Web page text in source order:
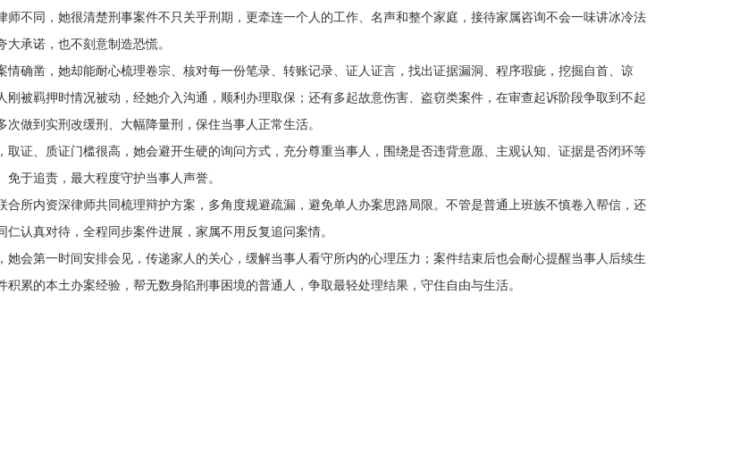
不同，她很清楚刑事案件不只关乎刑期，更牵连一个人的工作、名声和整个家庭，接待家属咨询不会一味讲冰冷法
承诺，也不刻意制造恐慌。
确凿，她却能耐心梳理卷宗、核对每一份笔录、转账记录、证人证言，找出证据漏洞、程序瑕疵，挖掘自首、谅
被羁押时情况被动，经她介入沟通，顺利办理取保；还有多起故意伤害、盗窃类案件，在审查起诉阶段争取到不起
做到实刑改缓刑、大幅降量刑，保住当事人正常生活。
证、质证门槛很高，她会避开生硬的询问方式，充分尊重当事人，围绕是否违背意愿、主观认知、证据是否闭环等
于追责，最大程度守护当事人声誉。
所内资深律师共同梳理辩护方案，多角度规避疏漏，避免单人办案思路局限。不管是普通上班族不慎卷入帮信，还
认真对待，全程同步案件进展，家属不用反复追问案情。
会第一时间安排会见，传递家人的关心，缓解当事人看守所内的心理压力；案件结束后也会耐心提醒当事人后续生
累的本土办案经验，帮无数身陷刑事困境的普通人，争取最轻处理结果，守住自由与生活。